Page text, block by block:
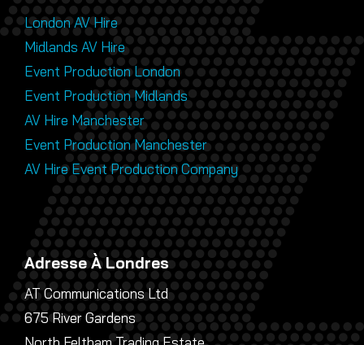
London AV Hire
Midlands AV Hire
Event Production London
Event Production Midlands
AV Hire Manchester
Event Production Manchester
AV Hire Event Production Company
Adresse À Londres
AT Communications Ltd
675 River Gardens